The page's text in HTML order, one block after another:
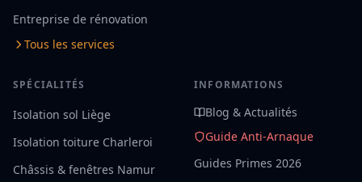
Entreprise de rénovation
Tous les services
SPÉCIALITÉS
Isolation sol Liège
Isolation toiture Charleroi
Châssis & fenêtres Namur
INFORMATIONS
Blog & Actualités
Guide Anti-Arnaque
Guides Primes 2026